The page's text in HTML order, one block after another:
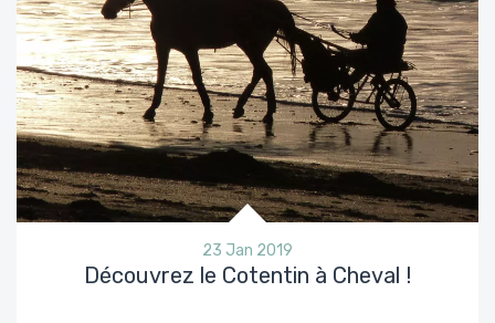
23 Jan 2019
Découvrez le Cotentin à Cheval !